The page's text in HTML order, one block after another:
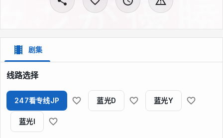
剧集
线路选择
247看专线JP 蓝光D 蓝光Y
蓝光I